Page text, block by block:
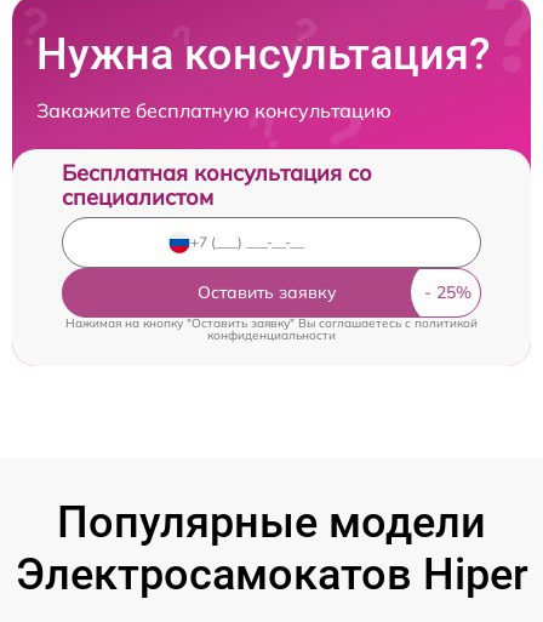
Нужна консультация?
Закажите бесплатную консультацию
Бесплатная консультация со
специалистом
Оставить заявку
Нажимая на кнопку "Оставить заявку" Вы соглашаетесь cполитикой
конфиденциальности
Популярные модели
Электросамокатов Hiper